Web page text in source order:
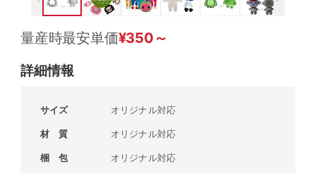
量産時最安単価¥350 ～
詳細情報
サイズ オリジナル対応
材 質 オリジナル対応
梱 包 オリジナル対応